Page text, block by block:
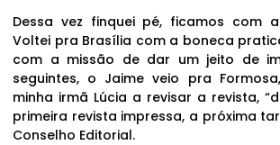
Dessa vez finquei pé, ficamos com
Voltei pra Brasília com a boneca
com a missão de dar um jeito de
seguintes, o Jaime veio pra
minha irmã Lúcia a revisar a revista,
primeira revista impressa, a próxima
Conselho Editorial.